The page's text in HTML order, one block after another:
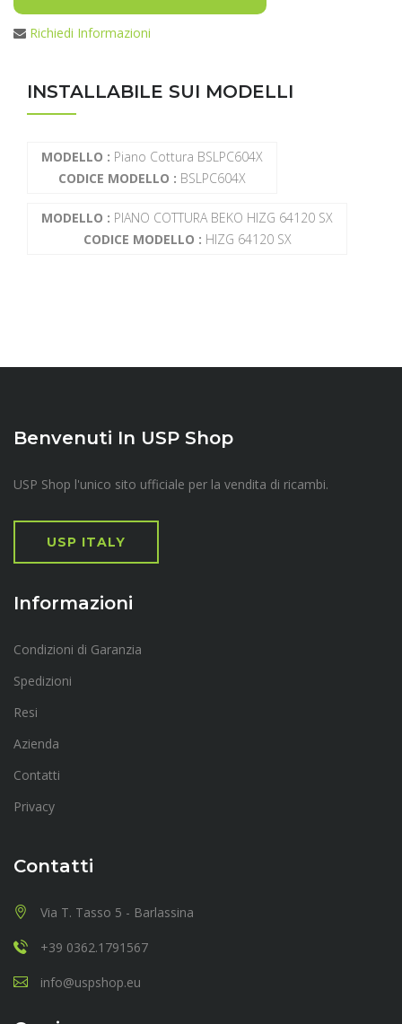
Richiedi Informazioni
INSTALLABILE SUI MODELLI
MODELLO : Piano Cottura BSLPC604X
CODICE MODELLO : BSLPC604X
MODELLO : PIANO COTTURA BEKO HIZG 64120 SX
CODICE MODELLO : HIZG 64120 SX
Benvenuti In USP Shop
USP Shop l'unico sito ufficiale per la vendita di ricambi.
USP ITALY
Informazioni
Condizioni di Garanzia
Spedizioni
Resi
Azienda
Contatti
Privacy
Contatti
Via T. Tasso 5 - Barlassina
+39 0362.1791567
info@uspshop.eu